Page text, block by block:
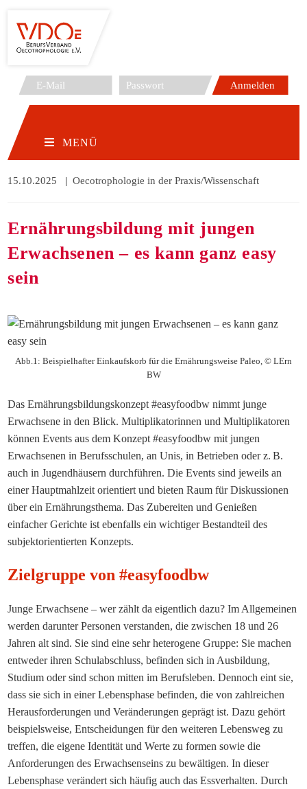
Inhalt
springen
MENÜ
Beitrag
15.10.2025
Beitrags-
Oecotrophologie in der Praxis/Wissenschaft
Ernährungsbildung mit jungen
Erwachsenen – es kann ganz easy
sein
Abb.1: Beispielhafter Einkaufskorb für die Ernährungsweise Paleo, © LErn
BW
Das Ernährungsbildungskonzept #easyfoodbw nimmt junge
Erwachsene in den Blick. Multiplikatorinnen und Multiplikatoren
können Events aus dem Konzept #easyfoodbw mitjungen
Erwachsenen in Berufsschulen, an Unis, in Betrieben oderz. B.
auch in Jugendhäuserndurchführen. Die Events sind jeweils an
einer Hauptmahlzeitorientiert und bieten Raum für Diskussionen
über ein Ernährungsthema. Das Zubereiten und Genießen
einfacherGerichte istebenfallsein wichtiger Bestandteil des
subjektorientierten Konzepts.
Zielgruppe von #easyfoodbw
Junge Erwachsene – wer zählt da eigentlich dazu? Im Allgemeinen
werden darunter Personen verstanden, die zwischen 18 und 26
Jahren alt sind. Sie sind eine sehr heterogene Gruppe: Sie machen
entweder ihren Schulabschluss, befinden sich in Ausbildung,
Studium oder sind schon mitten im Berufsleben. Dennoch eint sie,
dass sie sich in einer Lebensphase befinden, die von zahlreichen
Herausforderungen und Veränderungen geprägt ist. Dazu gehört
beispielsweise, Entscheidungen für den weiteren Lebensweg zu
treffen, die eigene Identität und Werte zu formen sowie die
Anforderungen des Erwachsenseins zu bewältigen. In dieser
Lebensphase verändert sich häufig auch das Essverhalten. Durch